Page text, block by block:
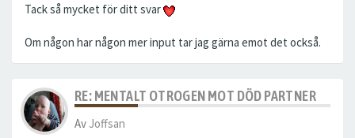
Tack så mycket för ditt svar
Om någon har någon mer input tar jag gärna emot det också.
RE: MENTALT OTROGEN MOT DÖD PARTNER
Av Joffsan